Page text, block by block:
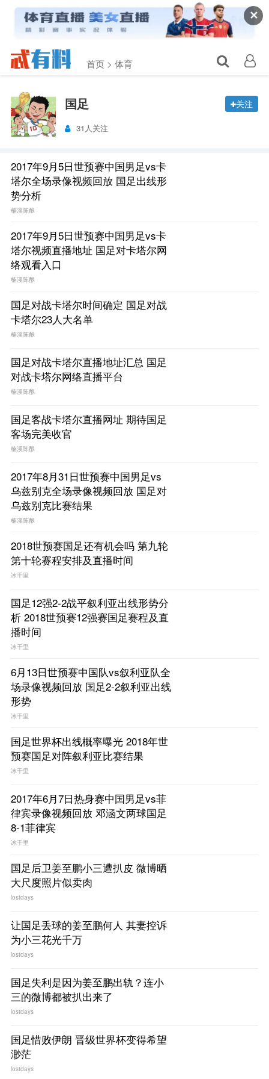
✕
首页 > 体育
国足
31人关注
关注
2017年9月5日世预赛中国男足vs卡
塔尔全场录像视频回放 国足出线形
势分析
楠溪陈酿
2017年9月5日世预赛中国男足vs卡
塔尔视频直播地址 国足对卡塔尔网
络观看入口
楠溪陈酿
国足对战卡塔尔时间确定 国足对战
卡塔尔23人大名单
楠溪陈酿
国足对战卡塔尔直播地址汇总 国足
对战卡塔尔网络直播平台
楠溪陈酿
国足客战卡塔尔直播网址 期待国足
客场完美收官
楠溪陈酿
2017年8月31日世预赛中国男足vs
乌兹别克全场录像视频回放 国足对
乌兹别克比赛结果
楠溪陈酿
2018世预赛国足还有机会吗 第九轮
第十轮赛程安排及直播时间
冰千里
国足12强2-2战平叙利亚出线形势分
析 2018世预赛12强赛国足赛程及直
播时间
冰千里
6月13日世预赛中国队vs叙利亚队全
场录像视频回放 国足2-2叙利亚出线
形势
冰千里
国足世界杯出线概率曝光 2018年世
预赛国足对阵叙利亚比赛结果
冰千里
2017年6月7日热身赛中国男足vs菲
律宾录像视频回放 邓涵文两球国足
8-1菲律宾
冰千里
国足后卫姜至鹏小三遭扒皮 微博晒
大尺度照片似卖肉
lostdays
让国足丢球的姜至鹏何人 其妻控诉
为小三花光千万
lostdays
国足失利是因为姜至鹏出轨？连小
三的微博都被扒出来了
lostdays
国足惜败伊朗 晋级世界杯变得希望
渺茫
lostdays